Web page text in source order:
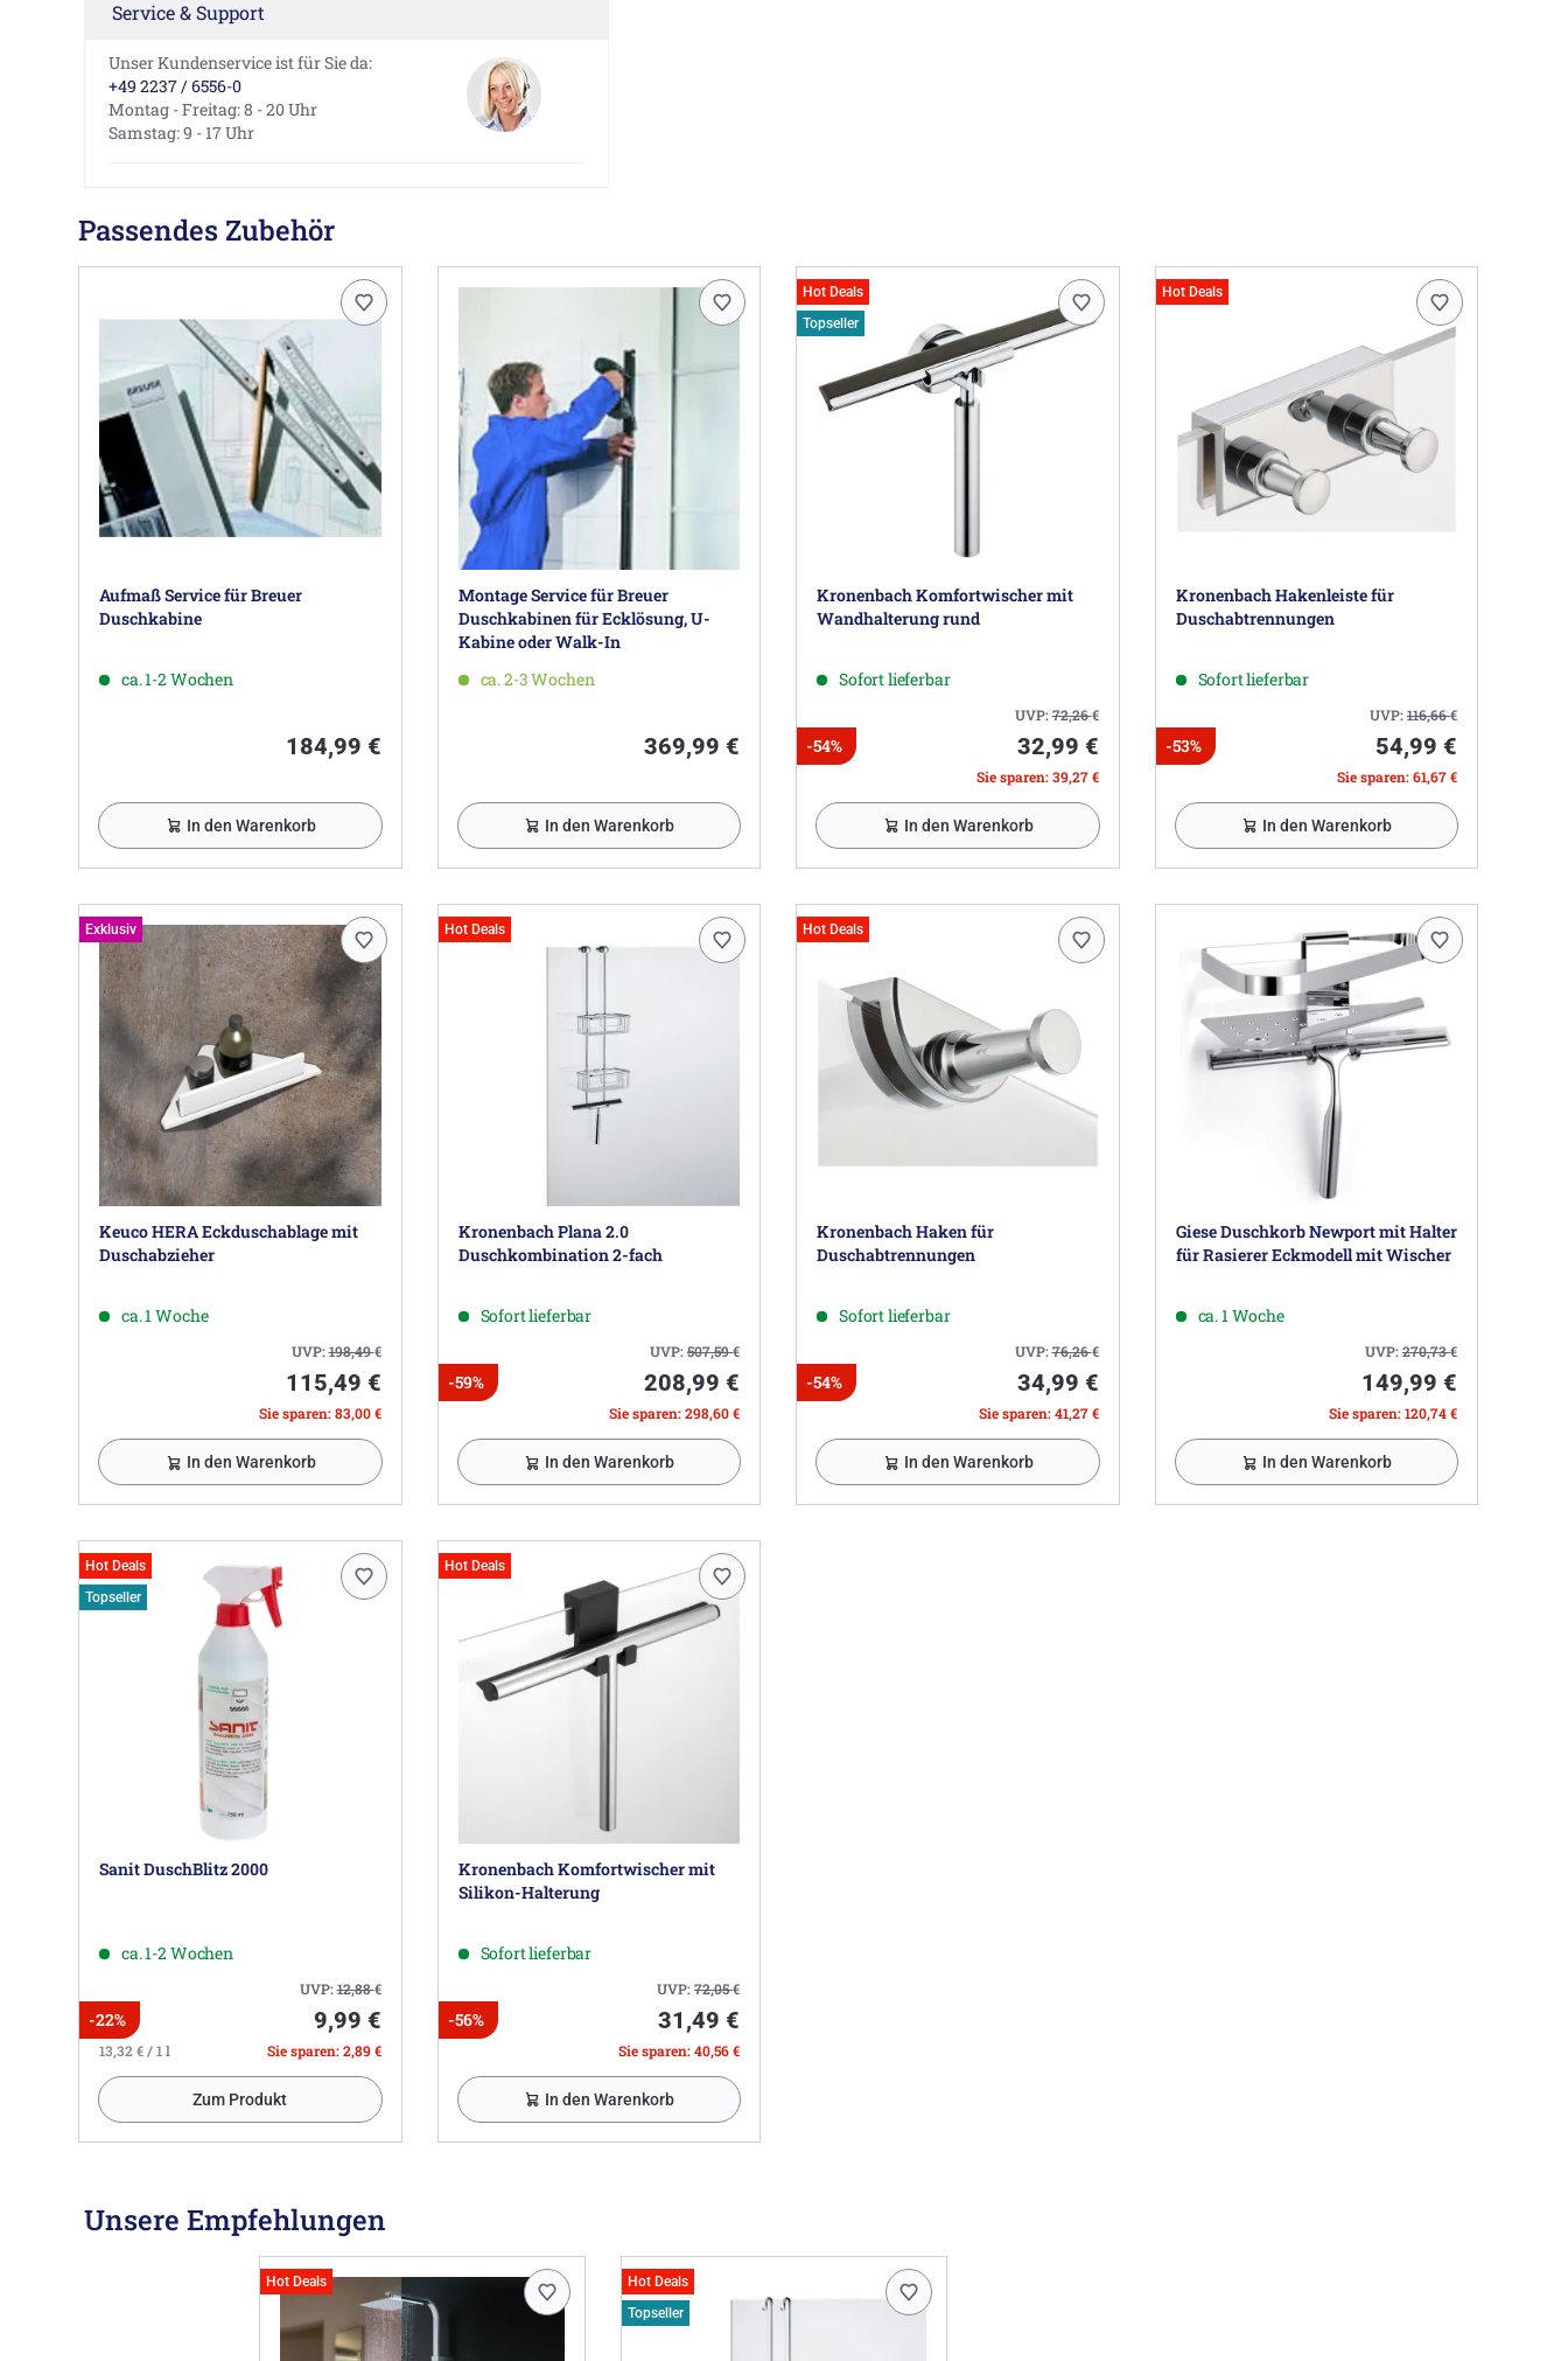
Service & Support
Unser Kundenservice ist für Sie da:
+49 2237 / 6556-0
Montag - Freitag: 8 - 20 Uhr
Samstag: 9 - 17 Uhr
Passendes Zubehör
Aufmaß Service für Breuer
Duschkabine
ca. 1-2 Wochen
184,99 €
In den Warenkorb
Montage Service für Breuer
Duschkabinen für Ecklösung, U-
Kabine oder Walk-In
ca. 2-3 Wochen
369,99 €
In den Warenkorb
Hot Deals
Topseller
Kronenbach Komfortwischer mit
Wandhalterung rund
Sofort lieferbar
UVP:72,26€
-54% 32,99 €
Sie sparen: 39,27 €
In den Warenkorb
Hot Deals
Kronenbach Hakenleiste für
Duschabtrennungen
Sofort lieferbar
UVP:116,66€
-53% 54,99 €
Sie sparen: 61,67 €
In den Warenkorb
Exklusiv
Keuco HERA Eckduschablage mit
Duschabzieher
ca. 1 Woche
UVP:198,49€
115,49 €
Sie sparen: 83,00 €
In den Warenkorb
Hot Deals
Kronenbach Plana 2.0
Duschkombination 2-fach
Sofort lieferbar
UVP:507,59€
-59% 208,99 €
Sie sparen: 298,60 €
In den Warenkorb
Hot Deals
Kronenbach Haken für
Duschabtrennungen
Sofort lieferbar
UVP:76,26€
-54% 34,99 €
Sie sparen: 41,27 €
In den Warenkorb
Giese Duschkorb Newport mit Halter
für Rasierer Eckmodell mit Wischer
ca. 1 Woche
UVP:270,73€
149,99 €
Sie sparen: 120,74 €
In den Warenkorb
Hot Deals
Topseller
Sanit DuschBlitz 2000
ca. 1-2 Wochen
UVP:12,88€
-22% 9,99 €
13,32 € / 1 l Sie sparen: 2,89 €
Zum Produkt
Hot Deals
Kronenbach Komfortwischer mit
Silikon-Halterung
Sofort lieferbar
UVP:72,05€
-56% 31,49 €
Sie sparen: 40,56 €
In den Warenkorb
Unsere Empfehlungen
Hot Deals
Hot Deals
Topseller